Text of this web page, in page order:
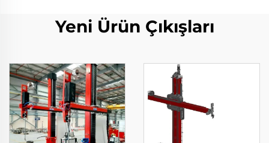
Yeni Ürün Çıkışları